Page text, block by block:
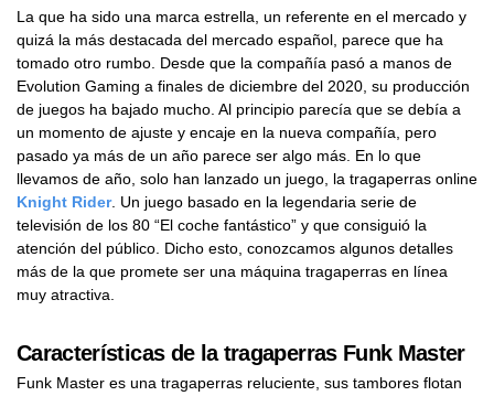
La que ha sido una marca estrella, un referente en el mercado y
quizá la más destacada del mercado español, parece que ha
tomado otro rumbo. Desde que la compañía pasó a manos de
Evolution Gaming a finales de diciembre del 2020, su producción
de juegos ha bajado mucho. Al principio parecía que se debía a
un momento de ajuste y encaje en la nueva compañía, pero
pasado ya más de un año parece ser algo más. En lo que
llevamos de año, solo han lanzado un juego, la tragaperras online
Knight Rider. Un juego basado en la legendaria serie de
televisión de los 80 “El coche fantástico” y que consiguió la
atención del público. Dicho esto, conozcamos algunos detalles
más de la que promete ser una máquina tragaperras en línea
muy atractiva.
Características de la tragaperras Funk Master
Funk Master es una tragaperras reluciente, sus tambores flotan